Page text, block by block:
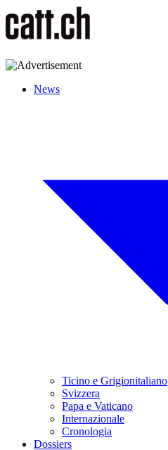
News
Ticino e Grigionitaliano
Svizzera
Papa e Vaticano
Internazionale
Cronologia
Dossiers